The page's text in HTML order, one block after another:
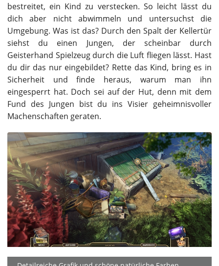
bestreitet, ein Kind zu verstecken. So leicht lässt du
dich aber nicht abwimmeln und untersuchst die
Umgebung. Was ist das? Durch den Spalt der Kellertür
siehst du einen Jungen, der scheinbar durch
Geisterhand Spielzeug durch die Luft fliegen lässt. Hast
du dir das nur eingebildet? Rette das Kind, bring es in
Sicherheit und finde heraus, warum man ihn
eingesperrt hat. Doch sei auf der Hut, denn mit dem
Fund des Jungen bist du ins Visier geheimnisvoller
Machenschaften geraten.